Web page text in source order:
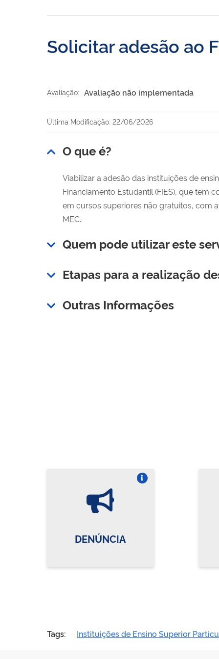
Solicitar adesão ao
Avaliação: Avaliação não implementada
Última Modificação: 22/06/2026
O que é?
Viabilizar a adesão das instituições de
Financiamento Estudantil (FIES), que tem
em cursos superiores não gratuitos, com
MEC.​
Quem pode utilizar este
Etapas para a realização
Outras Informações
DENÚNCIA
Tags: Instituições de Ensino Superior